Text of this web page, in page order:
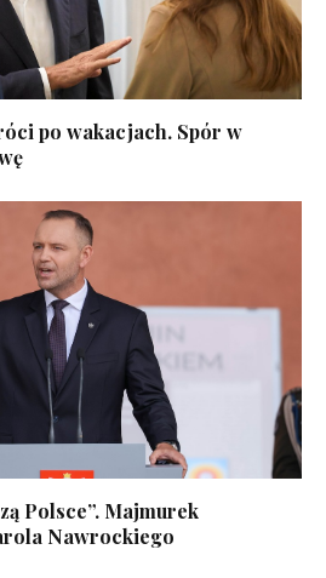
po wakacjach. Spór w
Polsce”. Majmurek
Nawrockiego